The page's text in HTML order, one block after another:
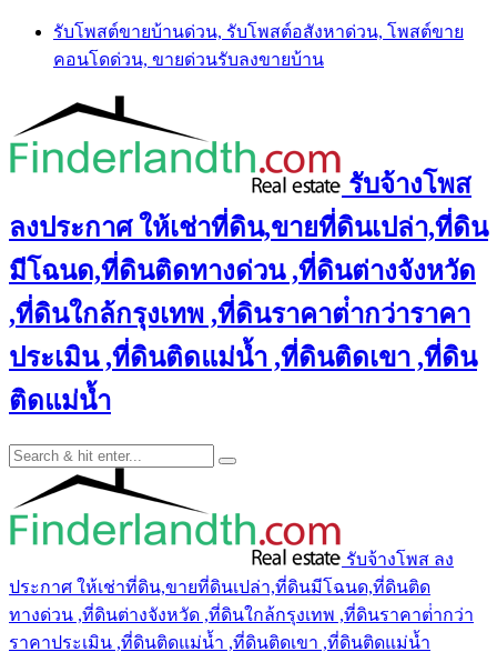
Skip
content
รับโพสต์ขายบ้านด่วน, รับโพสต์อสังหาด่วน, โพสต์ขาย
คอนโดด่วน, ขายด่วนรับลงขายบ้าน
รับจ้างโพส
ลงประกาศ ให้เช่าที่ดิน,ขายที่ดินเปล่า,ที่ดิน
มีโฉนด,ที่ดินติดทางด่วน ,ที่ดินต่างจังหวัด
,ที่ดินใกล้กรุงเทพ ,ที่ดินราคาต่ํากว่าราคา
ประเมิน ,ที่ดินติดแม่น้ำ ,ที่ดินติดเขา ,ที่ดิน
ติดแม่น้ำ
รับจ้างโพส ลง
ประกาศ ให้เช่าที่ดิน,ขายที่ดินเปล่า,ที่ดินมีโฉนด,ที่ดินติด
ทางด่วน ,ที่ดินต่างจังหวัด ,ที่ดินใกล้กรุงเทพ ,ที่ดินราคาต่ํากว่า
ราคาประเมิน ,ที่ดินติดแม่น้ำ ,ที่ดินติดเขา ,ที่ดินติดแม่น้ำ